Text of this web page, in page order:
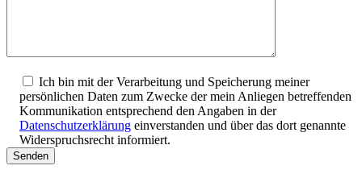
Ich bin mit der Verarbeitung und Speicherung meiner
persönlichen Daten zum Zwecke der mein Anliegen betreffenden
Kommunikation entsprechend den Angaben in der
Datenschutzerklärung einverstanden und über das dort genannte
Widerspruchsrecht informiert.